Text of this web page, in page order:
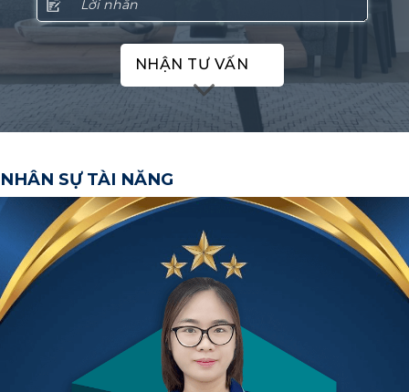
NHẬN TƯ VẤN
NHÂN SỰ TÀI NĂNG